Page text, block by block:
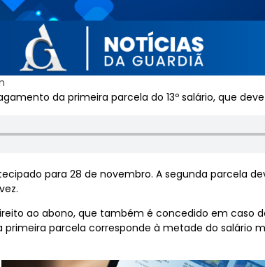
da primeira parcela do 13º salário, que
para 28 de novembro. A segunda parcela
ao abono, que também é concedido em caso
parcela corresponde à metade do salário